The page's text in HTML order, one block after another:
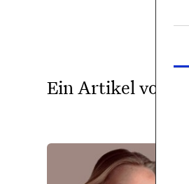
Ein Artikel von